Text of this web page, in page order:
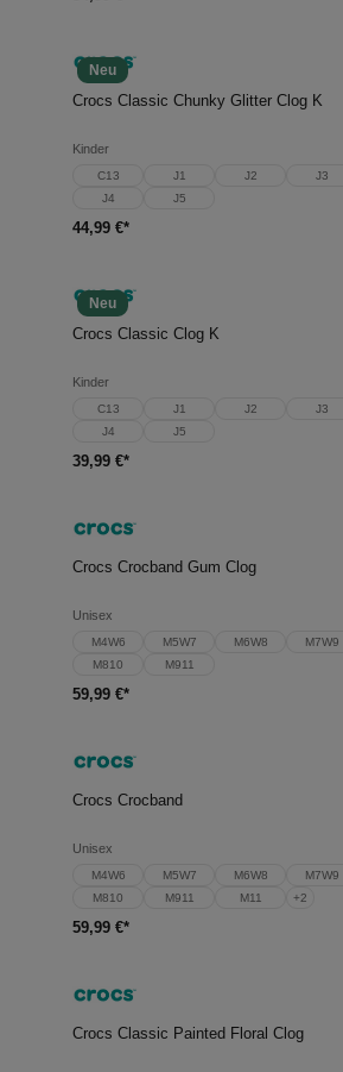
Neu
In den Warenkorb
Crocs Classic Chunky Glitter Clog K
Kinder
C13 J1 J2
J3
J4
J5
44,99 €*
Neu
In den Warenkorb
Crocs Classic Clog K
Kinder
C13 J1 J2
J3
J4
J5
39,99 €*
Crocs Crocband Gum Clog
Unisex
M4W6 M5W7 M6W8
M7W9
M810
M911
59,99 €*
Crocs Crocband
Unisex
M4W6 M5W7 M6W8
M7W9
M810
M911 M11 +2
59,99 €*
Crocs Classic Painted Floral Clog